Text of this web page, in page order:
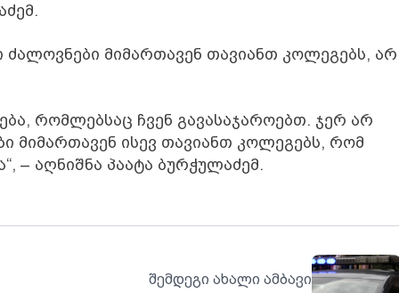
ძალოვნები მიმართავენ თავიანთ კოლეგებს, არ
რომლებსაც ჩვენ გავასაჯაროებთ. ჯერ არ
მიმართავენ ისევ თავიანთ კოლეგებს, რომ
– აღნიშნა პაატა ბურჭულაძემ.
შემდეგი ახალი ამბავი